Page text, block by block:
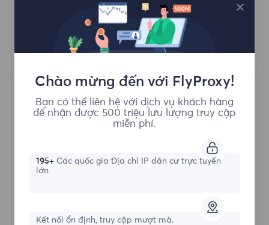
Quay Proxy Tự Động
HTTP(S)/SOCKS5
Tìm hiểu thêm
Proxy Dân cư Không giới hạn
Hình thức bắt đầu
Chào mừng đến với FlyProxy!
Bạn có thể liên hệ với dịch vụ khách hàng
để nhận được 500 triệu lưu lượng truy cập
miễn phí.
195+Các quốc gia Địa chỉ IP dân cư trực tuyến
lớn
Kết nối ổn định, truy cập mượt mà.